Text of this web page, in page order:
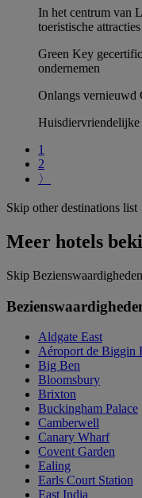
In het centrum van
toeristische attracties
Green Key
ondernemen
Onlangs vernieuwd
Huisdiervriendelijke
1
2
〉
Skip other destinations list
Meer hotels
Skip
Aldgate East
Aéroport de Biggin
Big Ben
Bloomsbury
Brixton
Buckingham Palace
Camberwell
Canary Wharf
Covent Garden
Ealing
Earls Court Station
East India